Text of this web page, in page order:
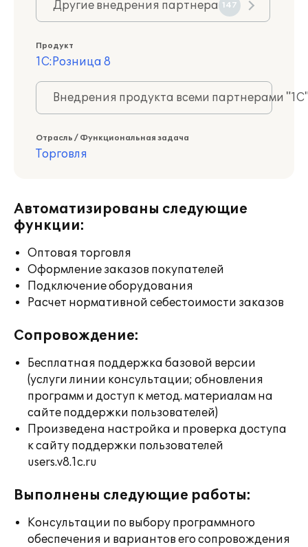
Другие внедрения партнера 147
Продукт
1С:Розница 8
Внедрения продукта всеми партнерами
Отрасль / Функциональная задача
Торговля
Автоматизированы следующие
функции:
Оптовая торговля
Оформление заказов покупателей
Подключение оборудования
Расчет нормативной себестоимости заказов
Сопровождение:
Бесплатная поддержка базовой версии
(услуги линии консультации; обновления
программ и доступ к метод. материалам на
сайте поддержки пользователей)
Произведена настройка и проверка доступа
к сайту поддержки пользователей
users.v8.1c.ru
Выполнены следующие работы:
Консультации по выбору программного
обеспечения и вариантов его сопровождения